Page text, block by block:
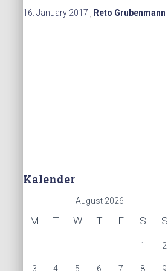
16. January 2017 Reto Grubenmann
Kalender
August 2026
M T W T F S S
1 2
3 4 5 6 7 8 9